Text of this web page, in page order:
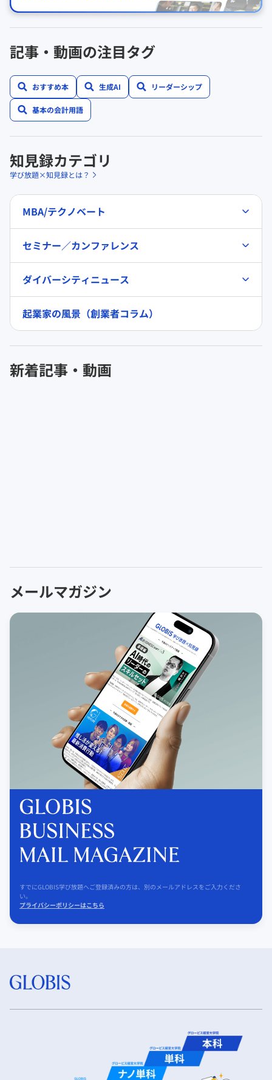
記事・動画の注目タグ
おすすめ本 生成AI リーダーシップ
基本の会計用語
知見録カテゴリ
学び放題×知見録とは？
MBA/テクノベート
セミナー／カンファレンス
ダイバーシティニュース
起業家の風景（創業者コラム）
新着記事・動画
メールマガジン
すでにGLOBIS学び放題へご登録済みの方は、別のメールアドレスをご入力くださ
い。
プライバシーポリシーはこちら